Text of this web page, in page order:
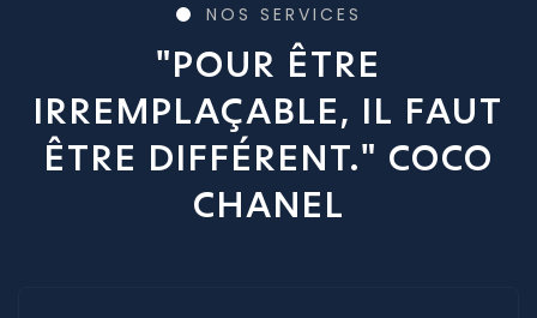
NOS SERVICES
"POUR ÊTRE
IRREMPLAÇABLE, IL FAUT
ÊTRE DIFFÉRENT." COCO
CHANEL